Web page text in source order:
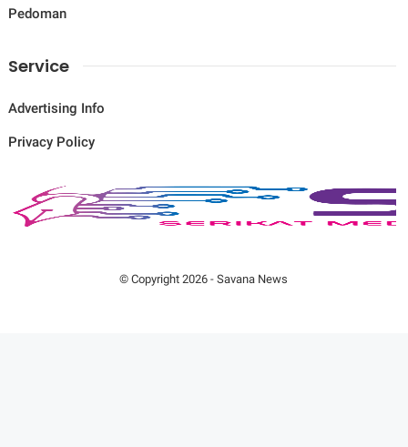
Pedoman
Service
Advertising Info
Privacy Policy
© Copyright2026 -Savana News